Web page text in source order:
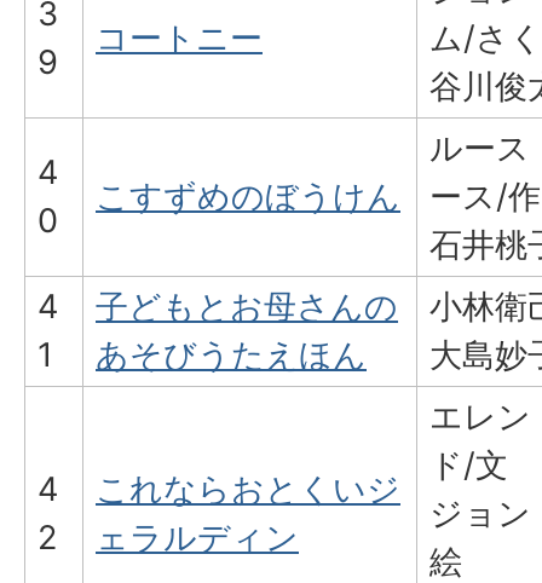
3
9
コートニー
ム/さく
谷川俊
4
0
こすずめのぼうけん
ルース
ース/作
石井桃
4
1
子どもとお母さんの
あそびうたえほん
小林衛
大島妙
4
2
これならおとくいジ
ェラルディン
エレン
ド/文
ジョ
絵